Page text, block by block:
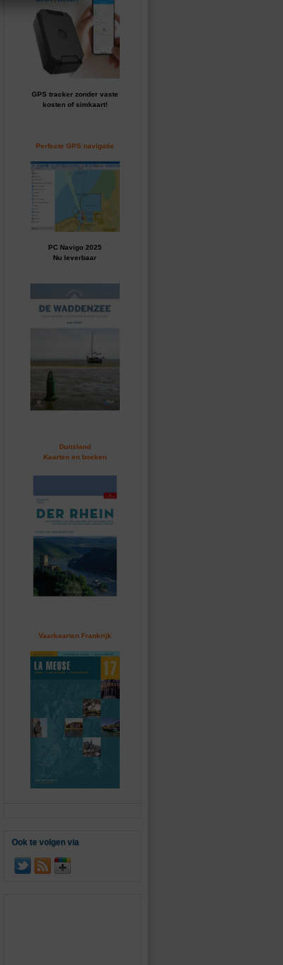
GPS tracker zonder vaste
kosten of simkaart!
Perfecte GPS navigatie
PC Navigo 2025
Nu leverbaar
Duitsland
Kaarten en boeken
Vaarkaarten Frankrijk
Ook te volgen via